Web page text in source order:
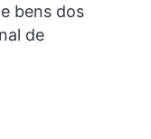
bens dos
de